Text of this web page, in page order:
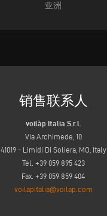
亚洲
销售联系人
voilàp Italia S.r.l.
Via Archimede, 10
41019 - Limidi Di Soliera, MO, Italy
Tel. +39 059 895 423
Fax. +39 059 859 404
voilapitalia@voilap.com